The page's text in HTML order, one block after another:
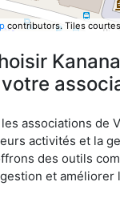
contributors. Tiles
associations de
activités et la
des outils
et améliorer